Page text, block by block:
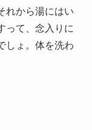
れから湯にはい
って、念入りに
しょ。体を洗わ